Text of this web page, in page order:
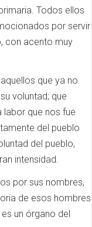
Todos ellos
por servir
con acento muy
que ya no
voluntad; que
labor que nos fue
del pueblo
del pueblo,
intensidad.
por sus nombres,
de esos hombres
un órgano del